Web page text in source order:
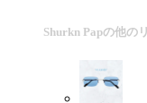
Shurkn Papの他の